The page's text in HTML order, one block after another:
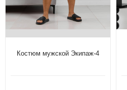
Костюм мужской Экипаж-4